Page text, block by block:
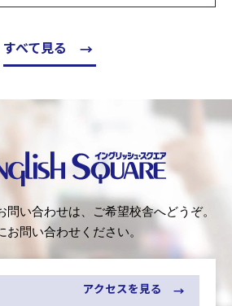
すべて見る
シュ・スクエア（English
Square）
い合わせは、ご希望校舎へどうぞ。
お問い合わせください。
アクセスを見る